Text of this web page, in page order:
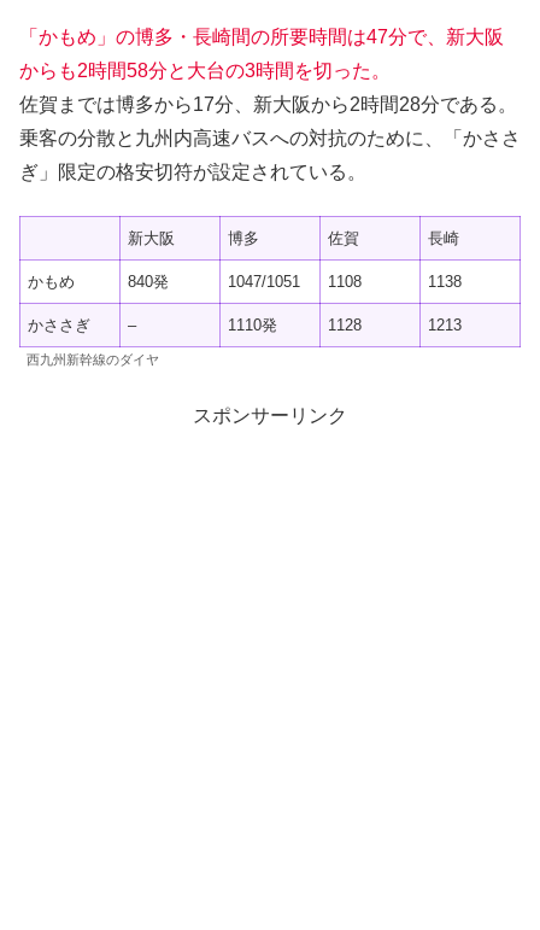
「かもめ」の博多・長崎間の所要時間は47分で、新大阪
からも2時間58分と大台の3時間を切った。
佐賀までは博多から17分、新大阪から2時間28分である。
乗客の分散と九州内高速バスへの対抗のために、「かささ
ぎ」限定の格安切符が設定されている。
新大阪 博多 佐賀 長崎
かもめ 840発 1047/1051 1108 1138
かささぎ – 1110発 1128 1213
西九州新幹線のダイヤ
スポンサーリンク